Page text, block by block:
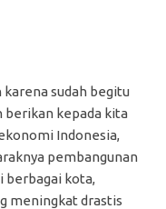
sudah begitu
berikan kepada kita
Indonesia,
pembangunan
berbagai kota,
meningkat drastis